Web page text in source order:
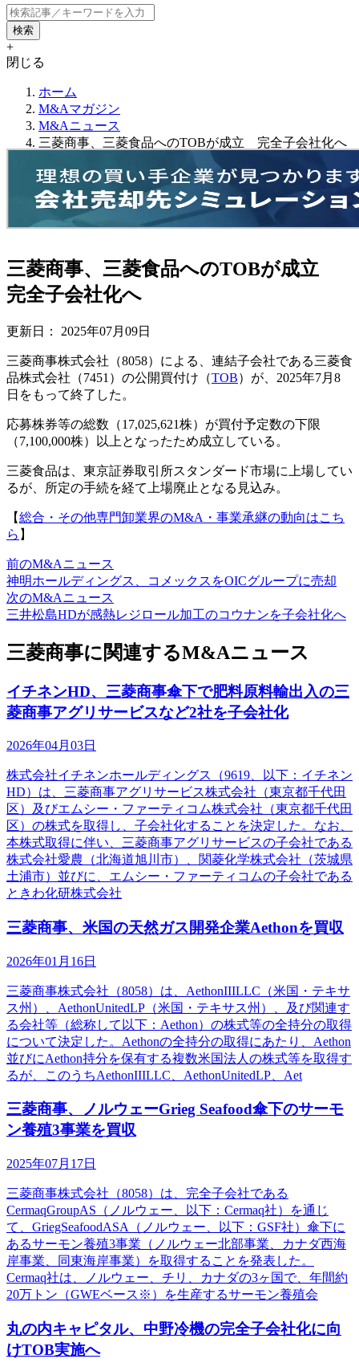
+
閉じる
ホーム
M&Aマガジン
M&Aニュース
三菱商事、三菱食品へのTOBが成立 完全子会社化へ
三菱商事、三菱食品へのTOBが成立
完全子会社化へ
更新日： 2025年07月09日
三菱商事株式会社（8058）による、連結子会社である三菱食
品株式会社（7451）の公開買付け（TOB）が、2025年7月8
日をもって終了した。
応募株券等の総数（17,025,621株）が買付予定数の下限
（7,100,000株）以上となったため成立している。
三菱食品は、東京証券取引所スタンダード市場に上場してい
るが、所定の手続を経て上場廃止となる見込み。
【総合・その他専門卸業界のM&A・事業承継の動向はこち
ら 】
前のM&Aニュース
神明ホールディングス、コメックスをOICグループに売却
次のM&Aニュース
三井松島HDが感熱レジロール加工のコウナンを子会社化へ
三菱商事に関連するM&Aニュース
イチネンHD、三菱商事傘下で肥料原料輸出入の三
菱商事アグリサービスなど2社を子会社化
2026年04月03日
株式会社イチネンホールディングス（9619、以下：イチネン
HD）は、三菱商事アグリサービス株式会社（東京都千代田
区）及びエムシー・ファーティコム株式会社（東京都千代田
区）の株式を取得し、子会社化することを決定した。なお、
本株式取得に伴い、三菱商事アグリサービスの子会社である
株式会社愛農（北海道旭川市）、関菱化学株式会社（茨城県
土浦市）並びに、エムシー・ファーティコムの子会社である
ときわ化研株式会社
三菱商事、米国の天然ガス開発企業Aethonを買収
2026年01月16日
三菱商事株式会社（8058）は、AethonIIILLC（米国・テキサ
ス州）、AethonUnitedLP（米国・テキサス州）、及び関連す
る会社等（総称して以下：Aethon）の株式等の全持分の取得
について決定した。Aethonの全持分の取得にあたり、Aethon
並びにAethon持分を保有する複数米国法人の株式等を取得す
るが、このうちAethonIIILLC、AethonUnitedLP、Aet
三菱商事、ノルウェーGrieg Seafood傘下のサーモ
ン養殖3事業を買収
2025年07月17日
三菱商事株式会社（8058）は、完全子会社である
CermaqGroupAS（ノルウェー、以下：Cermaq社）を通じ
て、GriegSeafoodASA（ノルウェー、以下：GSF社）傘下に
あるサーモン養殖3事業（ノルウェー北部事業、カナダ西海
岸事業、同東海岸事業）を取得することを発表した。
Cermaq社は、ノルウェー、チリ、カナダの3ヶ国で、年間約
20万トン（GWEベース※）を生産するサーモン養殖会
丸の内キャピタル、中野冷機の完全子会社化に向
けTOB実施へ